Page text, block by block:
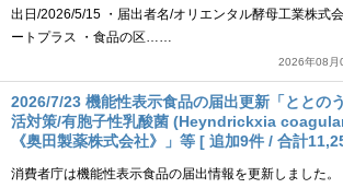
出日/2026/5/15 ・届出者名/オリエンタル酵母工業株式
ートプラス ・食品の区……
2026年08月
2026/7/23 機能性表示食品の届出更新「とと
活対策/有胞子性乳酸菌 (Heyndrickxia
《奥田製薬株式会社》」等 [ 追加9件 / 合計
消費者庁は機能性表示食品の届出情報を更新しました